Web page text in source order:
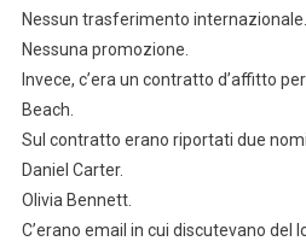
Nessun trasferimento internazionale.
Nessuna promozione.
Invece, c’era un contratto d’affitto
Beach.
Sul contratto erano riportati due
Daniel Carter.
Olivia Bennett.
C’erano email in cui discutevano del